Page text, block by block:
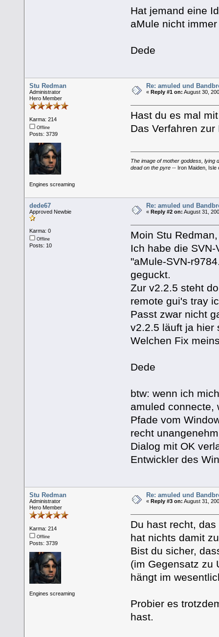
Hat jemand eine
aMule nicht
Dede
Stu Redman
Administrator
Hero Member
Karma: 214
Offline
Posts: 3739
Engines screaming
Re: amuled und
« Reply #1 on: August 30,
Hast du es mal
Das Verfahren
The image of mother goddess, lying
dead on the pyre-- Iron Maiden, Isle
dede67
Approved Newbie
Karma: 0
Offline
Posts: 10
Re: amuled und
« Reply #2 on: August 31,
Moin Stu
Ich habe die
"aMule-SVN-
geguckt.
Zur v2.2.5 steht
remote gui's tray
Passt zwar nicht
v2.2.5 läuft ja hier
Welchen Fix
Dede
btw: wenn ich
amuled connecte,
Pfade vom
recht
Dialog mit OK
Entwickler des
Stu Redman
Administrator
Hero Member
Karma: 214
Offline
Posts: 3739
Engines screaming
Re: amuled und
« Reply #3 on: August 31,
Du hast recht,
hat nichts damit
Bist du sicher,
(im Gegensatz zu
hängt im
Probier es
hast.